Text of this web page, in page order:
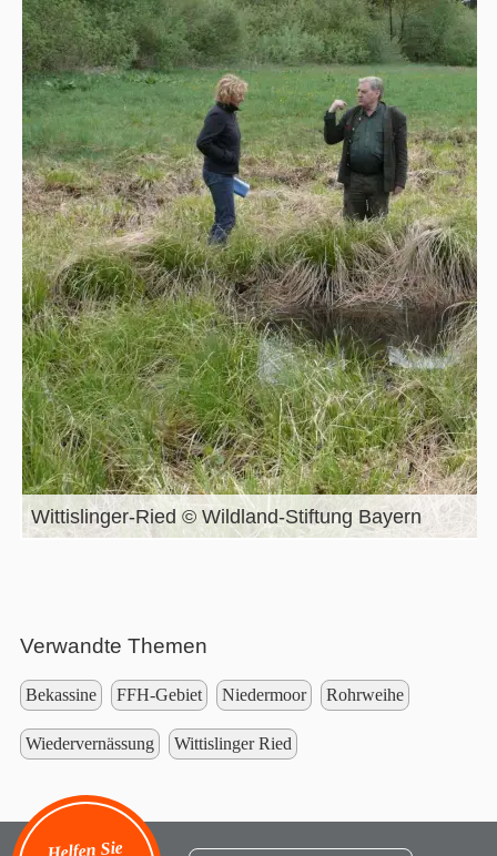
Wittislinger-Ried © Wildland-Stiftung Bayern
Verwandte Themen
Bekassine FFH-Gebiet Niedermoor Rohrweihe
Wiedervernässung Wittislinger Ried
Helfen Sie